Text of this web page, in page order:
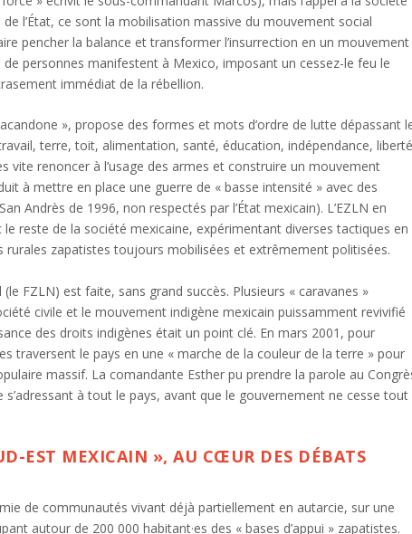
l’État, ce sont la mobilisation massive du mouvement social
pencher la balance et transformer l’insurrection en un mouvement
personnes manifestent à Mexico, imposant un cessez-le feu le
immédiat de la rébellion.
», propose des formes et mots d’ordre de lutte dépassant
terre, toit, alimentation, santé, éducation, indépendance,
vite renoncer à l’usage des armes et construire un mouvement
à mettre en place une guerre de « basse intensité » avec des
Andrès de 1996, non respectés par l’État mexicain). L’EZLN en
reste de la société mexicaine, expérimentant diverses tactiques en
rurales zapatistes toujours mobilisées et extrêmement politisées.
FZLN) est faite, sans grand succès. Plusieurs « caravanes »
civile et le mouvement indigène mexicain puissamment revivifié
des droits indigènes était un point clé. En mars 2001, pour
traversent le pays en une « marche de la couleur de la terre » pour
massif. La comandante Esther pu prendre la parole au
à tout le pays, avant que le gouvernement ne cesse tout
EST MEXICAIN », AU CŒUR DES DÉBATS
de communautés vivant déjà partiellement en autarcie, sur une
autour de 200 000 habitant·es des « bases d’appui » zapatistes.